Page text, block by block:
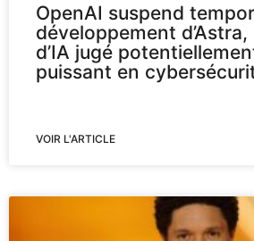
OpenAI suspend
développement
d’IA jugé
puissant en
VOIR L'ARTICLE